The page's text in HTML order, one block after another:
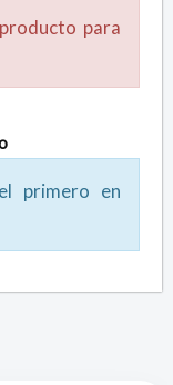
para
primero en